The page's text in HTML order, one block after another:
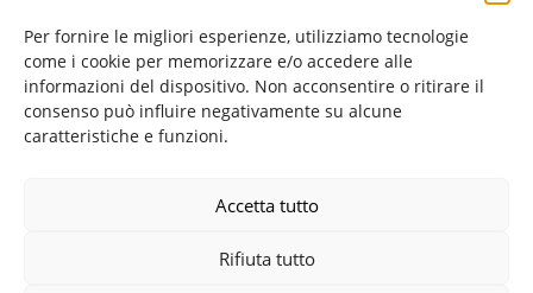
Per fornire le migliori esperienze, utilizziamo tecnologie
come i cookie per memorizzare e/o accedere alle
informazioni del dispositivo. Non acconsentire o ritirare il
consenso può influire negativamente su alcune
caratteristiche e funzioni.
Accetta tutto
Rifiuta tutto